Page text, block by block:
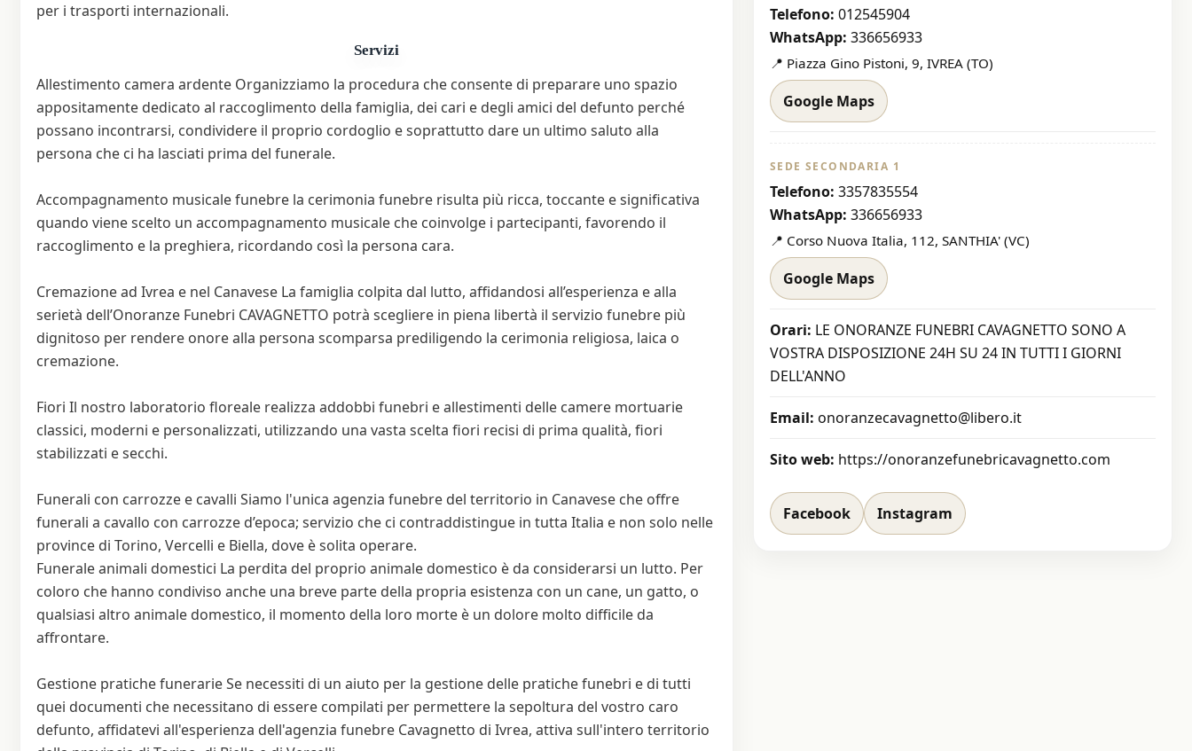
per i trasporti internazionali.
Servizi
Allestimento camera ardente Organizziamo la procedura che consente di preparare uno spazio
appositamente dedicato al raccoglimento della famiglia, dei cari e degli amici del defunto perché
possano incontrarsi, condividere il proprio cordoglio e soprattutto dare un ultimo saluto alla
persona che ci ha lasciati prima del funerale.
Accompagnamento musicale funebre la cerimonia funebre risulta più ricca, toccante e significativa
quando viene scelto un accompagnamento musicale che coinvolge i partecipanti, favorendo il
raccoglimento e la preghiera, ricordando così la persona cara.
Cremazione ad Ivrea e nel Canavese La famiglia colpita dal lutto, affidandosi all’esperienza e alla
serietà dell’Onoranze Funebri CAVAGNETTO potrà scegliere in piena libertà il servizio funebre più
dignitoso per rendere onore alla persona scomparsa prediligendo la cerimonia religiosa, laica o
cremazione.
Fiori Il nostro laboratorio floreale realizza addobbi funebri e allestimenti delle camere mortuarie
classici, moderni e personalizzati, utilizzando una vasta scelta fiori recisi di prima qualità, fiori
stabilizzati e secchi.
Funerali con carrozze e cavalli Siamo l'unica agenzia funebre del territorio in Canavese che offre
funerali a cavallo con carrozze d’epoca; servizio che ci contraddistingue in tutta Italia e non solo nelle
province di Torino, Vercelli e Biella, dove è solita operare.
Funerale animali domestici La perdita del proprio animale domestico è da considerarsi un lutto. Per
coloro che hanno condiviso anche una breve parte della propria esistenza con un cane, un gatto, o
qualsiasi altro animale domestico, il momento della loro morte è un dolore molto difficile da
affrontare.
Gestione pratiche funerarie Se necessiti di un aiuto per la gestione delle pratiche funebri e di tutti
quei documenti che necessitano di essere compilati per permettere la sepoltura del vostro caro
defunto, affidatevi all'esperienza dell'agenzia funebre Cavagnetto di Ivrea, attiva sull'intero territorio
Telefono: 012545904
WhatsApp: 336656933
📍 Piazza Gino Pistoni, 9, IVREA (TO)
Google Maps
SEDE SECONDARIA 1
Telefono: 3357835554
WhatsApp: 336656933
📍 Corso Nuova Italia, 112, SANTHIA' (VC)
Google Maps
Orari: LE ONORANZE FUNEBRI CAVAGNETTO SONO A
VOSTRA DISPOSIZIONE 24H SU 24 IN TUTTI I GIORNI
DELL'ANNO
Email: onoranzecavagnetto@libero.it
Sito web: https://onoranzefunebricavagnetto.com
Facebook Instagram